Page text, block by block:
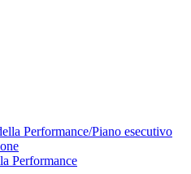
Performance/Piano esecutivo
Performance